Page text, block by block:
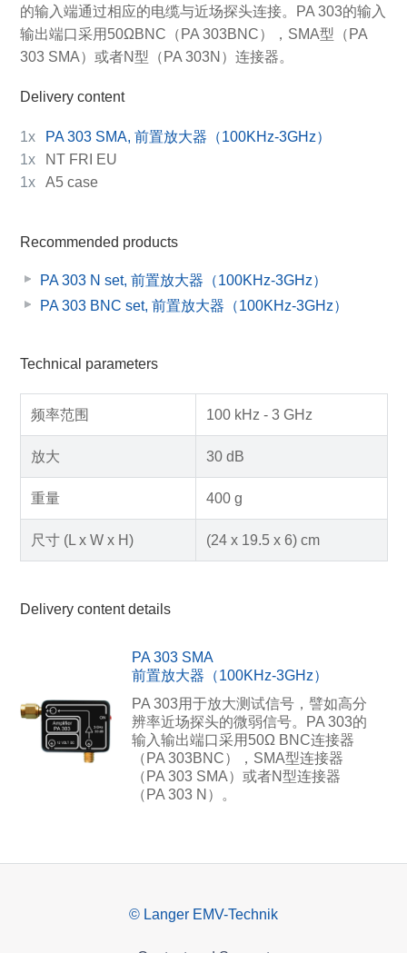
的输入端通过相应的电缆与近场探头连接。PA 303的输入
输出端口采用50ΩBNC（PA 303BNC），SMA型（PA
303 SMA）或者N型（PA 303N）连接器。
Delivery content
1x
PA 303 SMA, 前置放大器（100KHz-3GHz）
1x
NT FRI EU
1x
A5 case
Recommended products
PA 303 N set, 前置放大器（100KHz-3GHz）
PA 303 BNC set, 前置放大器（100KHz-3GHz）
Technical parameters
频率范围 100 kHz - 3 GHz
放大 30 dB
重量 400 g
尺寸 (L x W x H) (24 x 19.5 x 6) cm
Delivery content details
PA 303 SMA
前置放大器（100KHz-3GHz）
PA 303用于放大测试信号，譬如高分
辨率近场探头的微弱信号。PA 303的
输入输出端口采用50Ω BNC连接器
（PA 303BNC），SMA型连接器
（PA 303 SMA）或者N型连接器
（PA 303 N）。
© Langer EMV-Technik